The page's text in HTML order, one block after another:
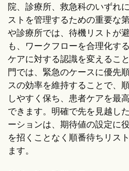
院、診療所、救急科のいずれ
ストを管理するための重要な
や診療所では、待機リストが
も、ワークフローを合理化す
ケアに対する認識を変えるこ
門では、緊急のケースに優先
スの効率を維持することで、
しやすく保ち、患者ケアを最
できます。明確で先を見越し
ーションは、期待値の設定に
を招くことなく順番待ちリス
ます。